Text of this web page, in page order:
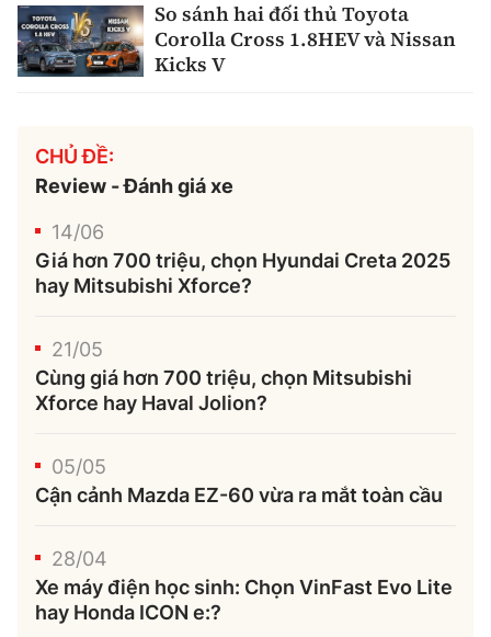
So sánh hai đối thủ Toyota
Corolla Cross 1.8HEV và Nissan
Kicks V
CHỦ ĐỀ:
Review - Đánh giá xe
14/06
Giá hơn 700 triệu, chọn Hyundai Creta 2025
hay Mitsubishi Xforce?
21/05
Cùng giá hơn 700 triệu, chọn Mitsubishi
Xforce hay Haval Jolion?
05/05
Cận cảnh Mazda EZ-60 vừa ra mắt toàn cầu
28/04
Xe máy điện học sinh: Chọn VinFast Evo Lite
hay Honda ICON e:?